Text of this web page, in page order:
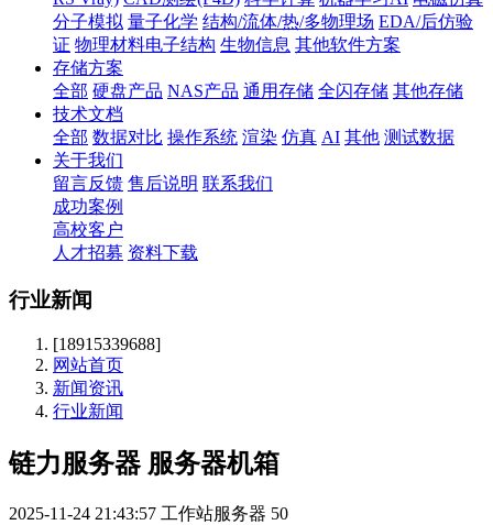
分子模拟 量子化学 结构/流体/热/多物理场 EDA/后仿验
证 物理材料电子结构 生物信息 其他软件方案
存储方案
全部 硬盘产品 NAS产品 通用存储 全闪存储 其他存储
技术文档
全部 数据对比 操作系统 渲染 仿真 AI 其他 测试数据
关于我们
留言反馈 售后说明 联系我们
成功案例
高校客户
人才招募 资料下载
行业新闻
[18915339688]
网站首页
新闻资讯
行业新闻
链力服务器 服务器机箱
2025-11-24 21:43:57 工作站服务器 50